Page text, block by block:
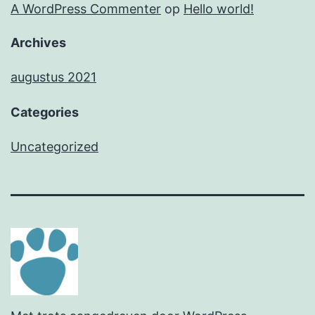
A WordPress Commenter op Hello world!
Archives
augustus 2021
Categories
Uncategorized